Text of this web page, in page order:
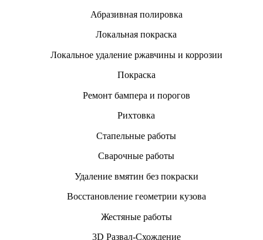
Абразивная полировка
Локальная покраска
Локальное удаление ржавчины и коррозии
Покраска
Ремонт бампера и порогов
Рихтовка
Стапельные работы
Сварочные работы
Удаление вмятин без покраски
Восстановление геометрии кузова
Жестяные работы
3D Развал-Схождение